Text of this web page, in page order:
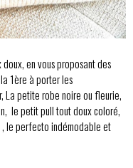
en vous proposant des
1ère à porter les
La petite robe noire ou fleurie,
le petit pull tout doux coloré,
le perfecto indémodable et